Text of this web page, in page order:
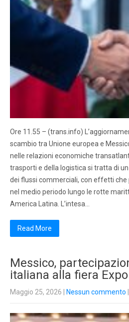
Ore 11.55 – (trans.info)
scambio tra Unione europea e
nelle relazioni economiche
trasporti e della logistica si tratta di
dei flussi commerciali, con effetti
nel medio periodo lungo le rotte
America Latina. L’intesa…
Read More
Messico,
italiana alla fiera
Maggio 25, 2026 Nessun commento